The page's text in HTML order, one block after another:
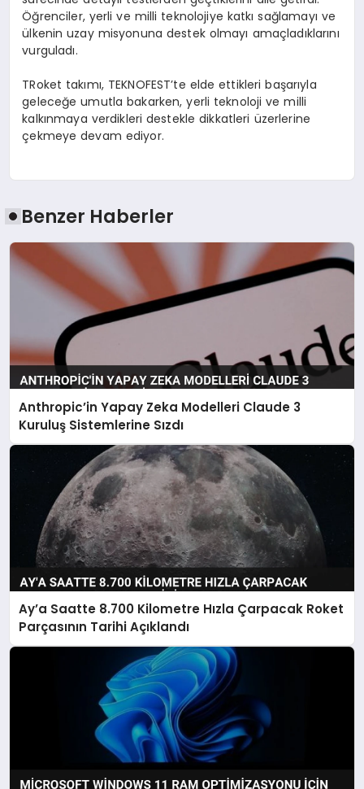
Öğrenciler, yerli ve milli teknolojiye katkı sağlamayı ve
ülkenin uzay misyonuna destek olmayı amaçladıklarını
vurguladı.
TRoket takımı, TEKNOFEST’te elde ettikleri başarıyla
geleceğe umutla bakarken, yerli teknoloji ve milli
kalkınmaya verdikleri destekle dikkatleri üzerlerine
çekmeye devam ediyor.
Benzer Haberler
Anthropic’in Yapay Zeka Modelleri Claude 3
Kuruluş Sistemlerine Sızdı
Ay’a Saatte 8.700 Kilometre Hızla Çarpacak Roket
Parçasının Tarihi Açıklandı